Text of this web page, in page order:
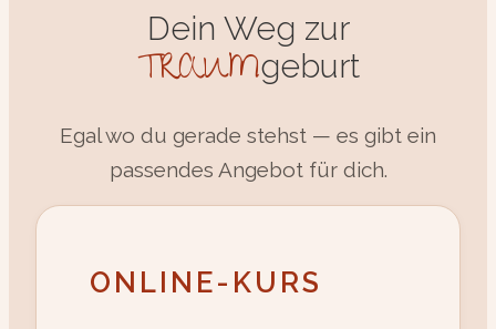
Dein Weg zur
TRAUMgeburt
Egal wo du gerade stehst — es gibt ein
passendes Angebot für dich.
ONLINE-KURS